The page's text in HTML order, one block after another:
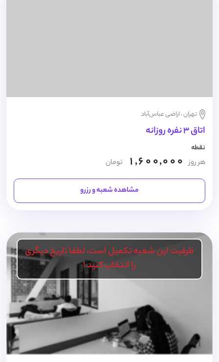
تهران ، اراضی عباس‌آباد
اتاق 3 نفره روزانه
نقطه
هر روز 1,600,000 تومان
مشاهده شعبه و رزرو
ظرفیت این شعبه تکمیل است، لطفا تاریخ دیگری
را انتخاب کنید !